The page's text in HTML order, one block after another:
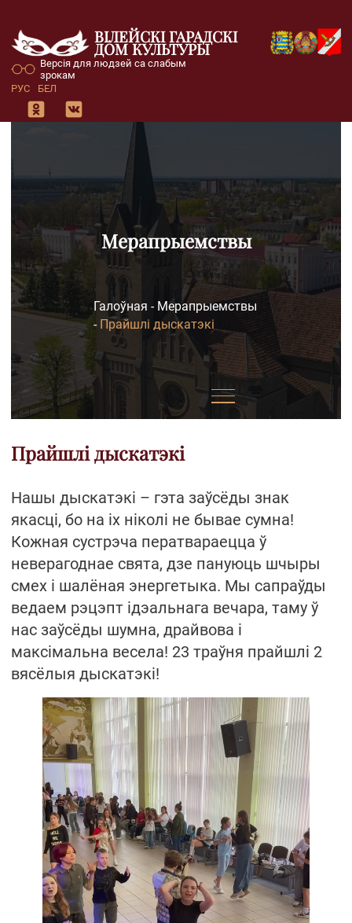
ВІЛЕЙСКІ ГАРАДСКІ
ДОМ КУЛЬТУРЫ
Версія для людзей са слабым
зрокам
РУС
БЕЛ
Мерапрыемствы
Галоўная - Мерапрыемствы
- Прайшлі дыскатэкі
Прайшлі дыскатэкі
Нашы дыскатэкі – гэта заўсёды знак
якасці, бо на іх ніколі не бывае сумна!
Кожная сустрэча ператвараецца ў
неверагоднае свята, дзе пануюць шчыры
смех і шалёная энергетыка. Мы сапраўды
ведаем рэцэпт ідэальнага вечара, таму ў
нас заўсёды шумна, драйвова і
максімальна весела! 23 траўня прайшлі 2
вясёлыя дыскатэкі!